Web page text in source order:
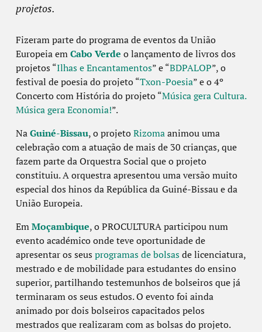
projetos.
Fizeram parte do programa de eventos da União
Europeia emCabo Verde o lançamento de livros dos
projetos “Ilhas e Encantamentos” e “BDPALOP”, o
festival de poesia do projeto “Txon-Poesia” e o 4º
Concerto com História do projeto “Música gera Cultura.
Música gera Economia!”.
NaGuiné-Bissau, o projetoRizomaanimou uma
celebração com a atuação de mais de 30 crianças, que
fazem parte da Orquestra Social que o projeto
constituiu. A orquestra apresentou uma versão muito
especial dos hinos da República da Guiné-Bissau e da
União Europeia.
EmMoçambique, o PROCULTURA participou num
evento académico onde teve oportunidade de
apresentar os seus programas de bolsasde licenciatura,
mestrado e de mobilidade para estudantes do ensino
superior, partilhando testemunhos de bolseiros que já
terminaram os seus estudos. O evento foi ainda
animado por dois bolseiros capacitados pelos
mestrados que realizaram com as bolsas do projeto.